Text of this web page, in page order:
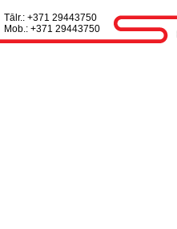
Tālr.: +371 29443750
Mob.: +371 29443750